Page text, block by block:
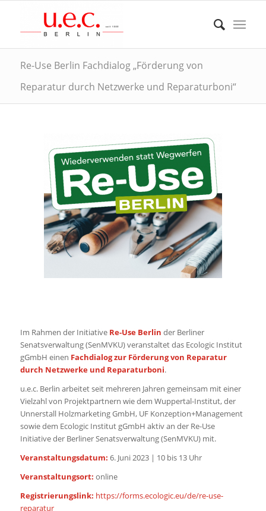
Re-Use Berlin Fachdialog „Förderung von
Reparatur durch Netzwerke und Reparaturboni“
Bild: eigene Darstellung
(oben: Logo Re-Use Berlin |
unten: Juraj Varga auf Pixabay)
Im Rahmen der Initiative Re-Use Berlin der Berliner
Senatsverwaltung (SenMVKU) veranstaltet das Ecologic Institut
gGmbH einen Fachdialog zur Förderung von Reparatur
durch Netzwerke und Reparaturboni.
u.e.c. Berlin arbeitet seit mehreren Jahren gemeinsam mit einer
Vielzahl von Projektpartnern wie dem Wuppertal-Institut, der
Unnerstall Holzmarketing GmbH, UF Konzeption+Management
sowie dem Ecologic Institut gGmbH aktiv an der Re-Use
Initiative der Berliner Senatsverwaltung (SenMVKU) mit.
Veranstaltungsdatum: 6. Juni 2023 | 10 bis 13 Uhr
Veranstaltungsort: online
Registrierungslink: https://forms.ecologic.eu/de/re-use-
reparatur